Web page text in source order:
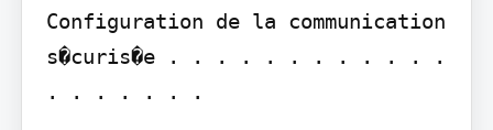
Configuration de la communication
s�curis�e . . . . . . . . . . . .
. . . . . . .